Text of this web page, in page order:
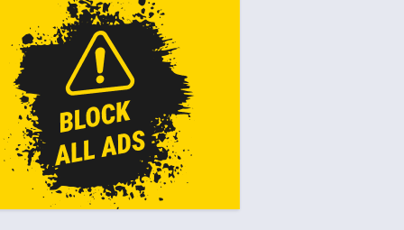
Cure nel Regno dei Giocattoli
(ITA)
- 2009 - 1h e 10 min/ep
Pretty Cure All Stars DX – Il film
2: Luce della speranza ☆
Proteggi il Rainbow Jewel!
- 2010 - 1h e 10 min/ep
Heartcatch Pretty Cure! (ITA)
Anime - 2010 - 24 min/ep